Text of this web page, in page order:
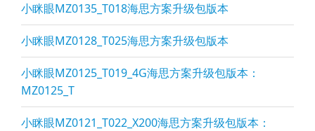
小眯眼MZ0135_T018海思方案升级包版本
小眯眼MZ0128_T025海思方案升级包版本
小眯眼MZ0125_T019_4G海思方案升级包版本：
MZ0125_T
小眯眼MZ0121_T022_X200海思方案升级包版本：